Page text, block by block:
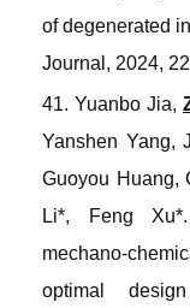
of degenerated
Journal , 2024,
41. Yuanbo Jia,
Yanshen Yang,
Guoyou Huang,
Li*, Feng
mechano-
optimal